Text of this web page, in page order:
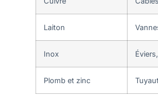
Laiton
Inox
Plomb et zinc